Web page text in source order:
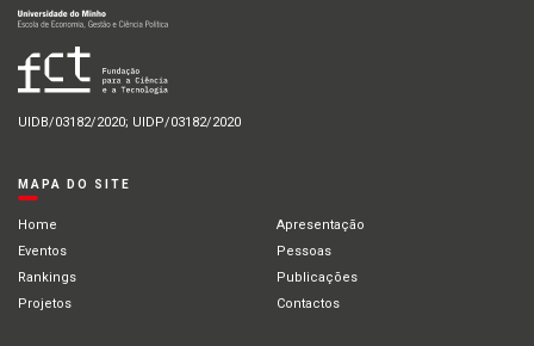
UIDB/03182/2020; UIDP/03182/2020
MAPA DO SITE
Home
Apresentação
Eventos
Pessoas
Rankings
Publicações
Projetos
Contactos